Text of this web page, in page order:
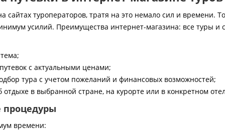
туроператоров, тратя на это немало сил и времени.
усилий. Преимущества интернет-магазина: все туры и
с актуальными ценами;
тура с учетом пожеланий и финансовых возможностей;
отдыхе в выбранной стране, на курорте или в конкретном
процедуры
времени: